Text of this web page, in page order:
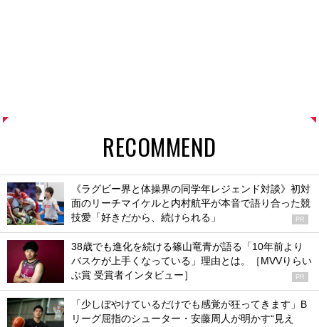
RECOMMEND
《ラグビー界と体操界の同学年レジェンド対談》初対
面のリーチマイケルと内村航平が本音で語り合った競
技愛「好きだから、続けられる」
PR
38歳でも進化を続ける篠山竜青が語る「10年前より
バスケが上手くなっている」理由とは。［MVVりらい
ぶ賞 受賞者インタビュー］
PR
「少しぼやけているだけでも感覚が狂ってきます」B
リーグ屈指のシューター・安藤周人が明かす“見え